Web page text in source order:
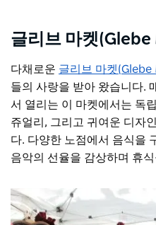
글리브 마켓
다채로운 글리브 마켓(Glebe
들의 사랑을 받아 왔습니다.
서 열리는 이 마켓에서는 독
쥬얼리, 그리고 귀여운 디자
다. 다양한 노점에서 음식을
음악의 선율을 감상하며 휴